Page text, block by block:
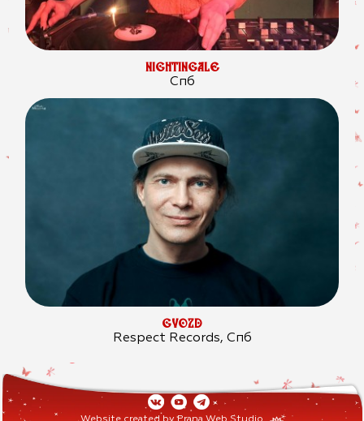
NIGHTINGALE
Спб
GVOZD
Respect Records, Спб